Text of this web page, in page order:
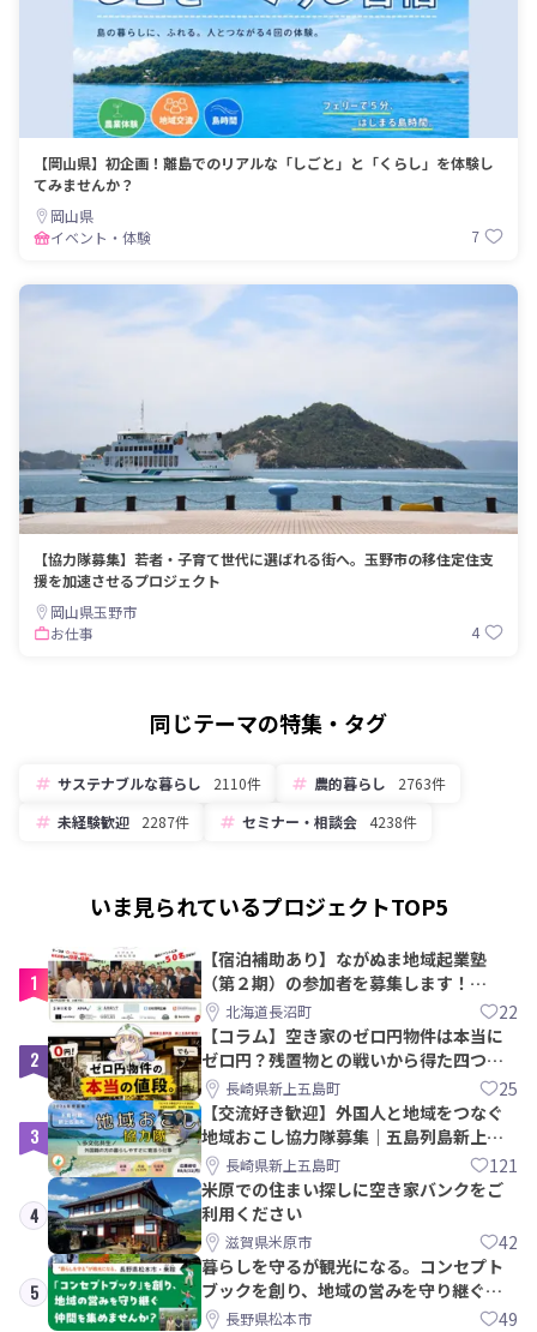
【岡山県】初企画！離島でのリアルな「しごと」と「くらし」を体験し
てみませんか？
岡山県
イベント・体験
7
【協力隊募集】若者・子育て世代に選ばれる街へ。玉野市の移住定住支
援を加速させるプロジェクト
岡山県玉野市
お仕事
4
同じテーマの特集・タグ
サステナブルな暮らし 2110件 農的暮らし
2763件
未経験歓迎
2287件 セミナー・相談会 4238件
いま見られているプロジェクトTOP5
1
【宿泊補助あり】ながぬま地域起業塾
（第２期）の参加者を募集します！
【8/21〆】
北海道長沼町 22
2
【コラム】空き家のゼロ円物件は本当に
ゼロ円？残置物との戦いから得た四つの
教訓｜新上五島町
長崎県新上五島町 25
3
【交流好き歓迎】外国人と地域をつなぐ
地域おこし協力隊募集｜五島列島新上五
島町長崎県新上五島町 121
4
米原での住まい探しに空き家バンクをご
利用ください
滋賀県米原市 42
5
暮らしを守るが観光になる。コンセプト
ブックを創り、地域の営みを守り継ぐ仲
間を集めませんか？
長野県松本市 49